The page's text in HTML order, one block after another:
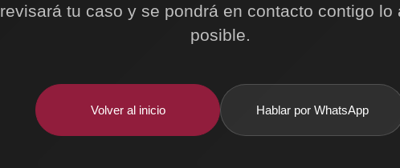
revisará tu caso y se pondrá en contacto contigo lo
posible.
Volver al inicio Hablar por WhatsApp